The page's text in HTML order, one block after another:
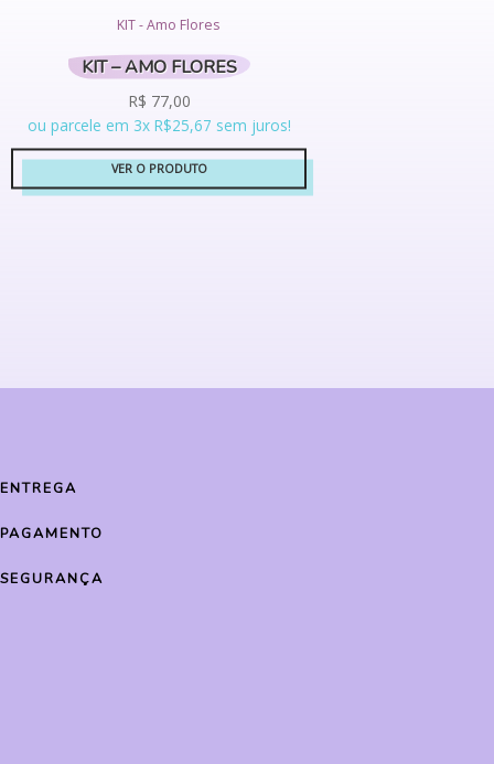
KIT – AMO FLORES
R$ 77,00
ou parcele em 3x R$25,67 sem juros!
VER O PRODUTO
ENTREGA
PAGAMENTO
SEGURANÇA